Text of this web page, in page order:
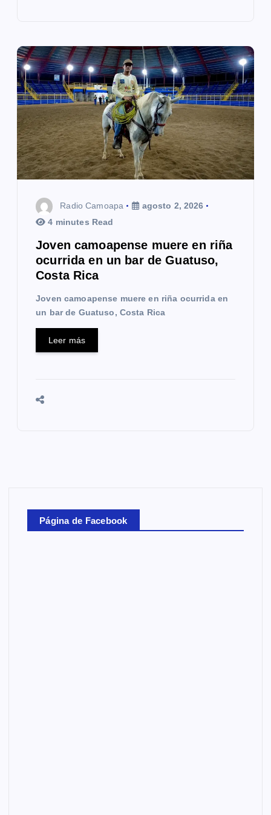
Radio Camoapa
agosto 2, 2026
4 minutes Read
Joven camoapense muere en riña
ocurrida en un bar de Guatuso,
Costa Rica
Joven camoapense muere en riña ocurrida en
un bar de Guatuso, Costa Rica
Leer más
Página de Facebook